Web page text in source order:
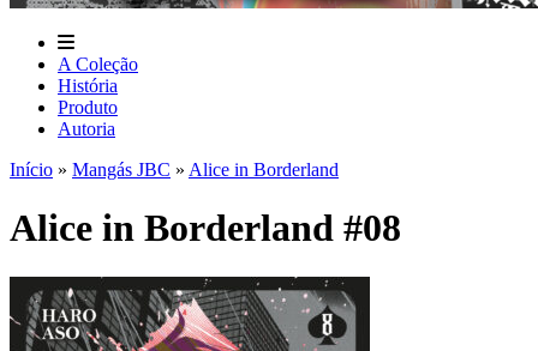
A Coleção
História
Produto
Autoria
Início » Mangás JBC » Alice in Borderland
Alice in Borderland #08